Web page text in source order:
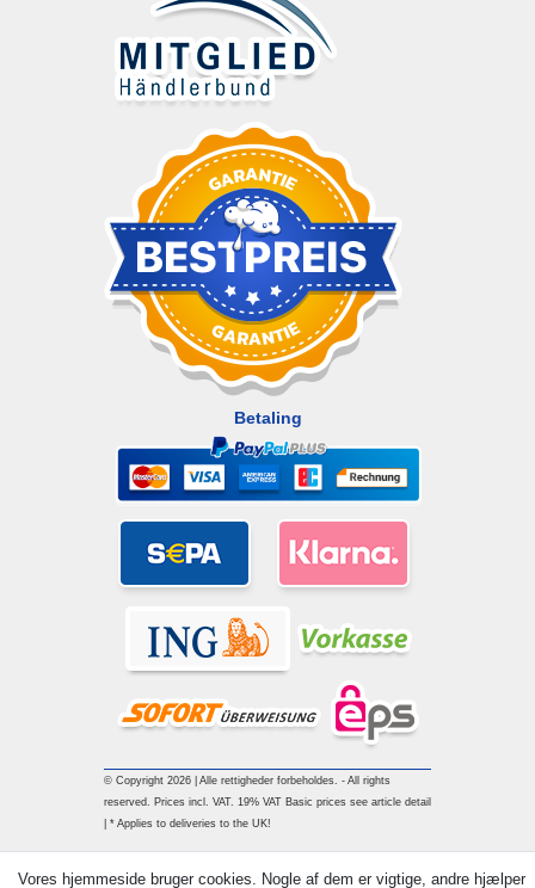
Betaling
© Copyright 2026 | Alle rettigheder forbeholdes. - All rights
reserved. Prices incl. VAT. 19% VAT Basic prices see article detail
| * Applies to deliveries to the UK!
Vores hjemmeside bruger cookies. Nogle af dem er vigtige, andre hjælper